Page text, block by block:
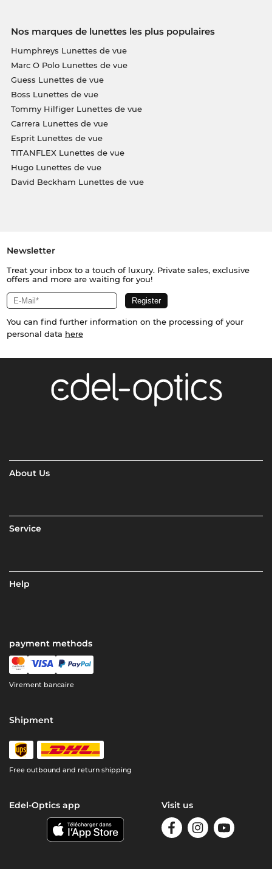
Nos marques de lunettes les plus populaires
Humphreys Lunettes de vue
Marc O Polo Lunettes de vue
Guess Lunettes de vue
Boss Lunettes de vue
Tommy Hilfiger Lunettes de vue
Carrera Lunettes de vue
Esprit Lunettes de vue
TITANFLEX Lunettes de vue
Hugo Lunettes de vue
David Beckham Lunettes de vue
Newsletter
Treat your inbox to a touch of luxury. Private sales, exclusive
offers and more are waiting for you!
You can find further information on the processing of your
personal data here
About Us
Service
Help
payment methods
Virement bancaire
Shipment
Free outbound and return shipping
Edel-Optics app Visit us